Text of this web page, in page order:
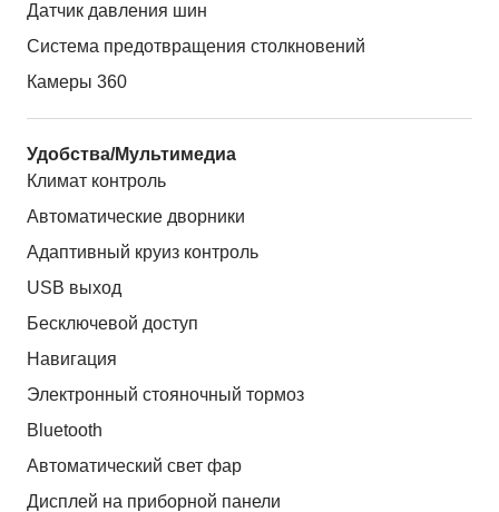
Датчик давления шин
Система предотвращения столкновений
Камеры 360
Удобства/Мультимедиа
Климат контроль
Автоматические дворники
Адаптивный круиз контроль
USB выход
Бесключевой доступ
Навигация
Электронный стояночный тормоз
Bluetooth
Автоматический свет фар
Дисплей на приборной панели